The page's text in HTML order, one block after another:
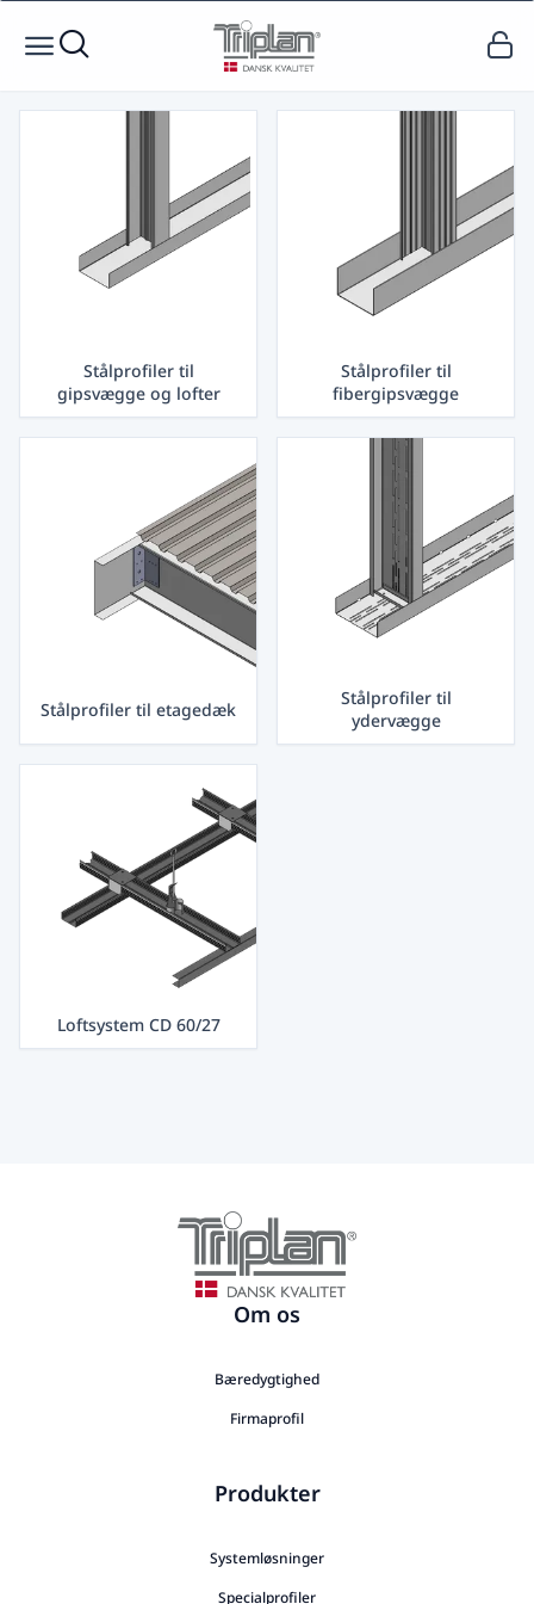
Stålprofiler til
gipsvægge og lofter
Stålprofiler til
fibergipsvægge
Stålprofiler til etagedæk
Stålprofiler til
ydervægge
Loftsystem CD 60/27
Om os
Bæredygtighed
Firmaprofil
Produkter
Systemløsninger
Specialprofiler